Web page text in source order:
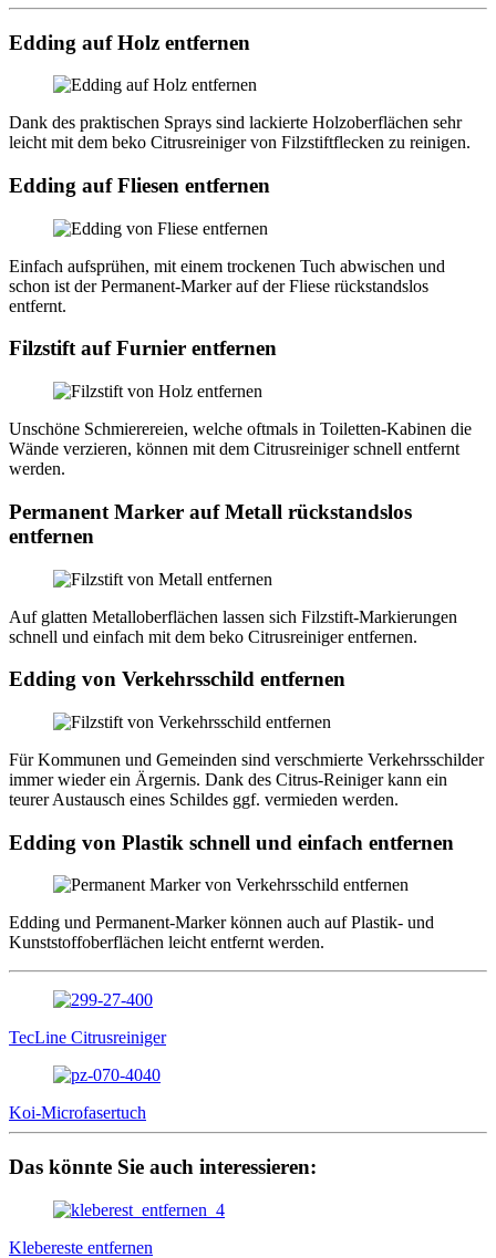
Edding auf Holz entfernen
Dank des praktischen Sprays sind lackierte Holzoberflächen sehr
leicht mit dem beko Citrusreiniger von Filzstiftflecken zu reinigen.
Edding auf Fliesen entfernen
Einfach aufsprühen, mit einem trockenen Tuch abwischen und
schon ist der Permanent-Marker auf der Fliese rückstandslos
entfernt.
Filzstift auf Furnier entfernen
Unschöne Schmierereien, welche oftmals in Toiletten-Kabinen die
Wände verzieren, können mit dem Citrusreiniger schnell entfernt
werden.
Permanent Marker auf Metall rückstandslos
entfernen
Auf glatten Metalloberflächen lassen sich Filzstift-Markierungen
schnell und einfach mit dem beko Citrusreiniger entfernen.
Edding von Verkehrsschild entfernen
Für Kommunen und Gemeinden sind verschmierte Verkehrsschilder
immer wieder ein Ärgernis. Dank des Citrus-Reiniger kann ein
teurer Austausch eines Schildes ggf. vermieden werden.
Edding von Plastik schnell und einfach entfernen
Edding und Permanent-Marker können auch auf Plastik- und
Kunststoffoberflächen leicht entfernt werden.
TecLine Citrusreiniger
Koi-Microfasertuch
Das könnte Sie auch interessieren:
Klebereste entfernen